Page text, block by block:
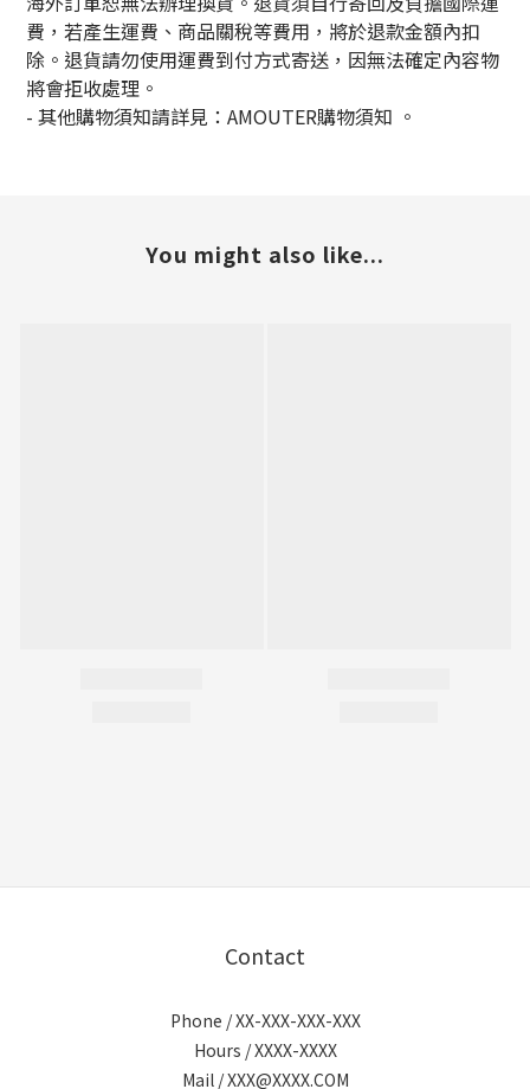
費，若產生運費、商品關稅等費用，將於退款金額內扣
除。退貨請勿使用運費到付方式寄送，因無法確定內容物
將會拒收處理。
- 其他購物須知請詳見： AMOUTER購物須知 。
You might also like...
Contact
Phone / XX-XXX-XXX-XXX
Hours / XXXX-XXXX
Mail / XXX@XXXX.COM